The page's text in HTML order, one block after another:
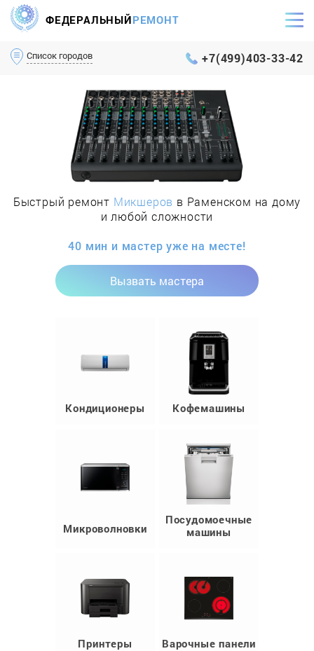
ФЕДЕРАЛЬНЫЙРЕМОНТ
Список городов +7(499)403-33-42
Быстрый ремонт Микшеров в Раменском на дому
и любой сложности
40 мин и мастер уже на месте!
Вызвать мастера
Кондиционеры Кофемашины
Микроволновки
Посудомоечные
машины
Принтеры Варочные панели